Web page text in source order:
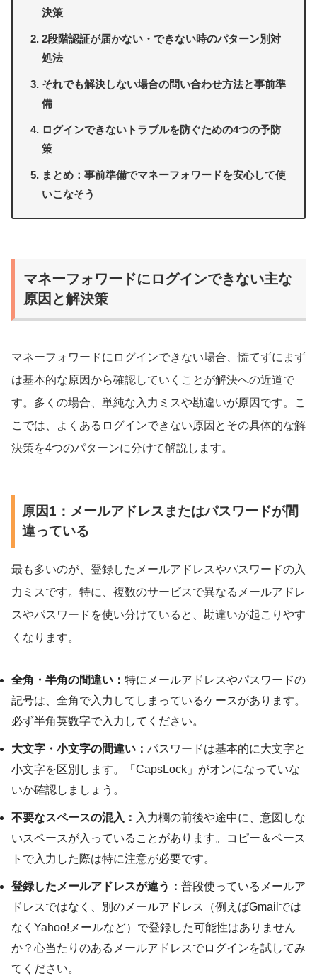
決策
2段階認証が届かない・できない時のパターン別対
処法
それでも解決しない場合の問い合わせ方法と事前準
備
ログインできないトラブルを防ぐための4つの予防
策
まとめ：事前準備でマネーフォワードを安心して使
いこなそう
マネーフォワードにログインできない主な
原因と解決策
マネーフォワードにログインできない場合、慌てずにまず
は基本的な原因から確認していくことが解決への近道で
す。多くの場合、単純な入力ミスや勘違いが原因です。こ
こでは、よくあるログインできない原因とその具体的な解
決策を4つのパターンに分けて解説します。
原因1：メールアドレスまたはパスワードが間
違っている
最も多いのが、登録したメールアドレスやパスワードの入
力ミスです。特に、複数のサービスで異なるメールアドレ
スやパスワードを使い分けていると、勘違いが起こりやす
くなります。
全角・半角の間違い： 特にメールアドレスやパスワードの
記号は、全角で入力してしまっているケースがあります。
必ず半角英数字で入力してください。
大文字・小文字の間違い： パスワードは基本的に大文字と
小文字を区別します。「CapsLock」がオンになっていな
いか確認しましょう。
不要なスペースの混入： 入力欄の前後や途中に、意図しな
いスペースが入っていることがあります。コピー＆ペース
トで入力した際は特に注意が必要です。
登録したメールアドレスが違う： 普段使っているメールア
ドレスではなく、別のメールアドレス（例えばGmailでは
なくYahoo!メールなど）で登録した可能性はありません
か？心当たりのあるメールアドレスでログインを試してみ
てください。